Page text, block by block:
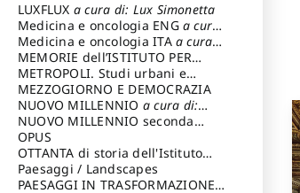
LUXFLUX a cura di: Lux Simonetta
Medicina e oncologia ENG a cura
di: Lopez Massimo
Medicina e oncologia ITA a cura
di: Lopez Massimo
MEMORIE dell’ISTITUTO PER
STORIA DEL RISORGIMENTO
METROPOLI. Studi urbani e
regionali
MEZZOGIORNO E DEMOCRAZIA
NUOVO MILLENNIO a cura di:
Capaldo Pellegrino
NUOVO MILLENNIO seconda
serie
Francesco
OPUS
OTTANTA di storia dell'Istituto
storia dell’Istitutoa cura di:
Cavalieri Patrizia
Paesaggi / Landscapes
PAESAGGI IN TRASFORMAZIONEa